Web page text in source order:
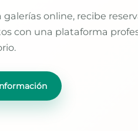
galerías online, recibe
con una plataforma